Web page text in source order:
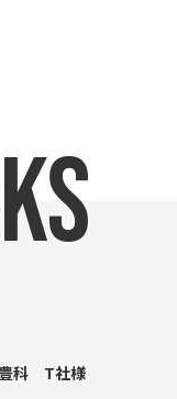
豊科 T社様